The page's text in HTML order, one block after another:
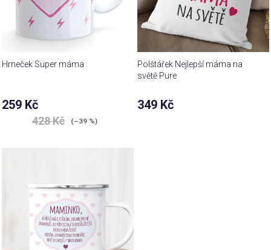
Hrneček Super máma
259 Kč
428 Kč (–39 %)
Polštářek Nejlepší máma na
světě Pure
Průměrné
hodnocení
349 Kč